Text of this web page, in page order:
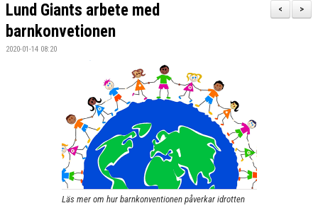
OM OSS
DOKUMENT/LÄNKAR
LUND GIANTS RÖDA TRÅD
KONTAKTA OSS
>
<
Lund Giants arbete med
barnkonvetionen
2020-01-14 08:20
Läs mer om hur barnkonventionen påverkar idrotten